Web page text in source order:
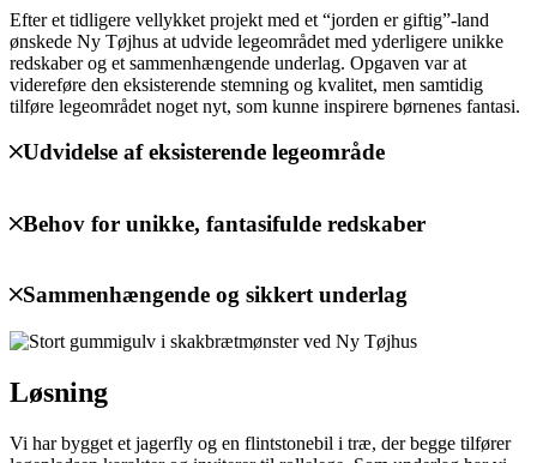
Efter et tidligere vellykket projekt med et “jorden er giftig”-land
ønskede Ny Tøjhus at udvide legeområdet med yderligere unikke
redskaber og et sammenhængende underlag. Opgaven var at
videreføre den eksisterende stemning og kvalitet, men samtidig
tilføre legeområdet noget nyt, som kunne inspirere børnenes fantasi.
Udvidelse af eksisterende legeområde
Behov for unikke, fantasifulde redskaber
Sammenhængende og sikkert underlag
Løsning
Vi har bygget et jagerfly og en flintstonebil i træ, der begge tilfører